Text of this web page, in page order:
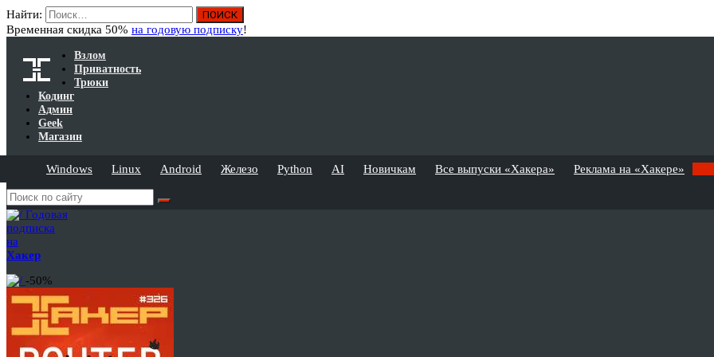
Найти:
Временная скидка 50% на годовую подписку!
Взлом
Приватность
Трюки
Кодинг
Админ
Geek
Магазин
Windows Linux Android Железо Python AI Новичкам Все выпуски «Хакера» Реклама на «Хакере»
Годовая
подписка
на
Хакер
-50%